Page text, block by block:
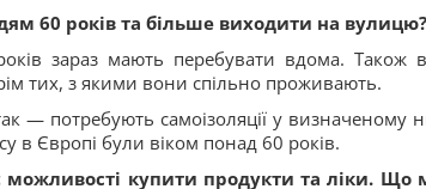
60 років та більше виходити на вулицю?
зараз мають перебувати вдома. Також
тих, з якими вони спільно проживають.
— потребують самоізоляції у визначеному
в Європі були віком понад 60 років.
купити продукти та ліки. Що